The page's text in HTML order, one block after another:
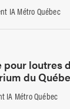
IA Métro Québec
pour loutres
du
IA Métro Québec